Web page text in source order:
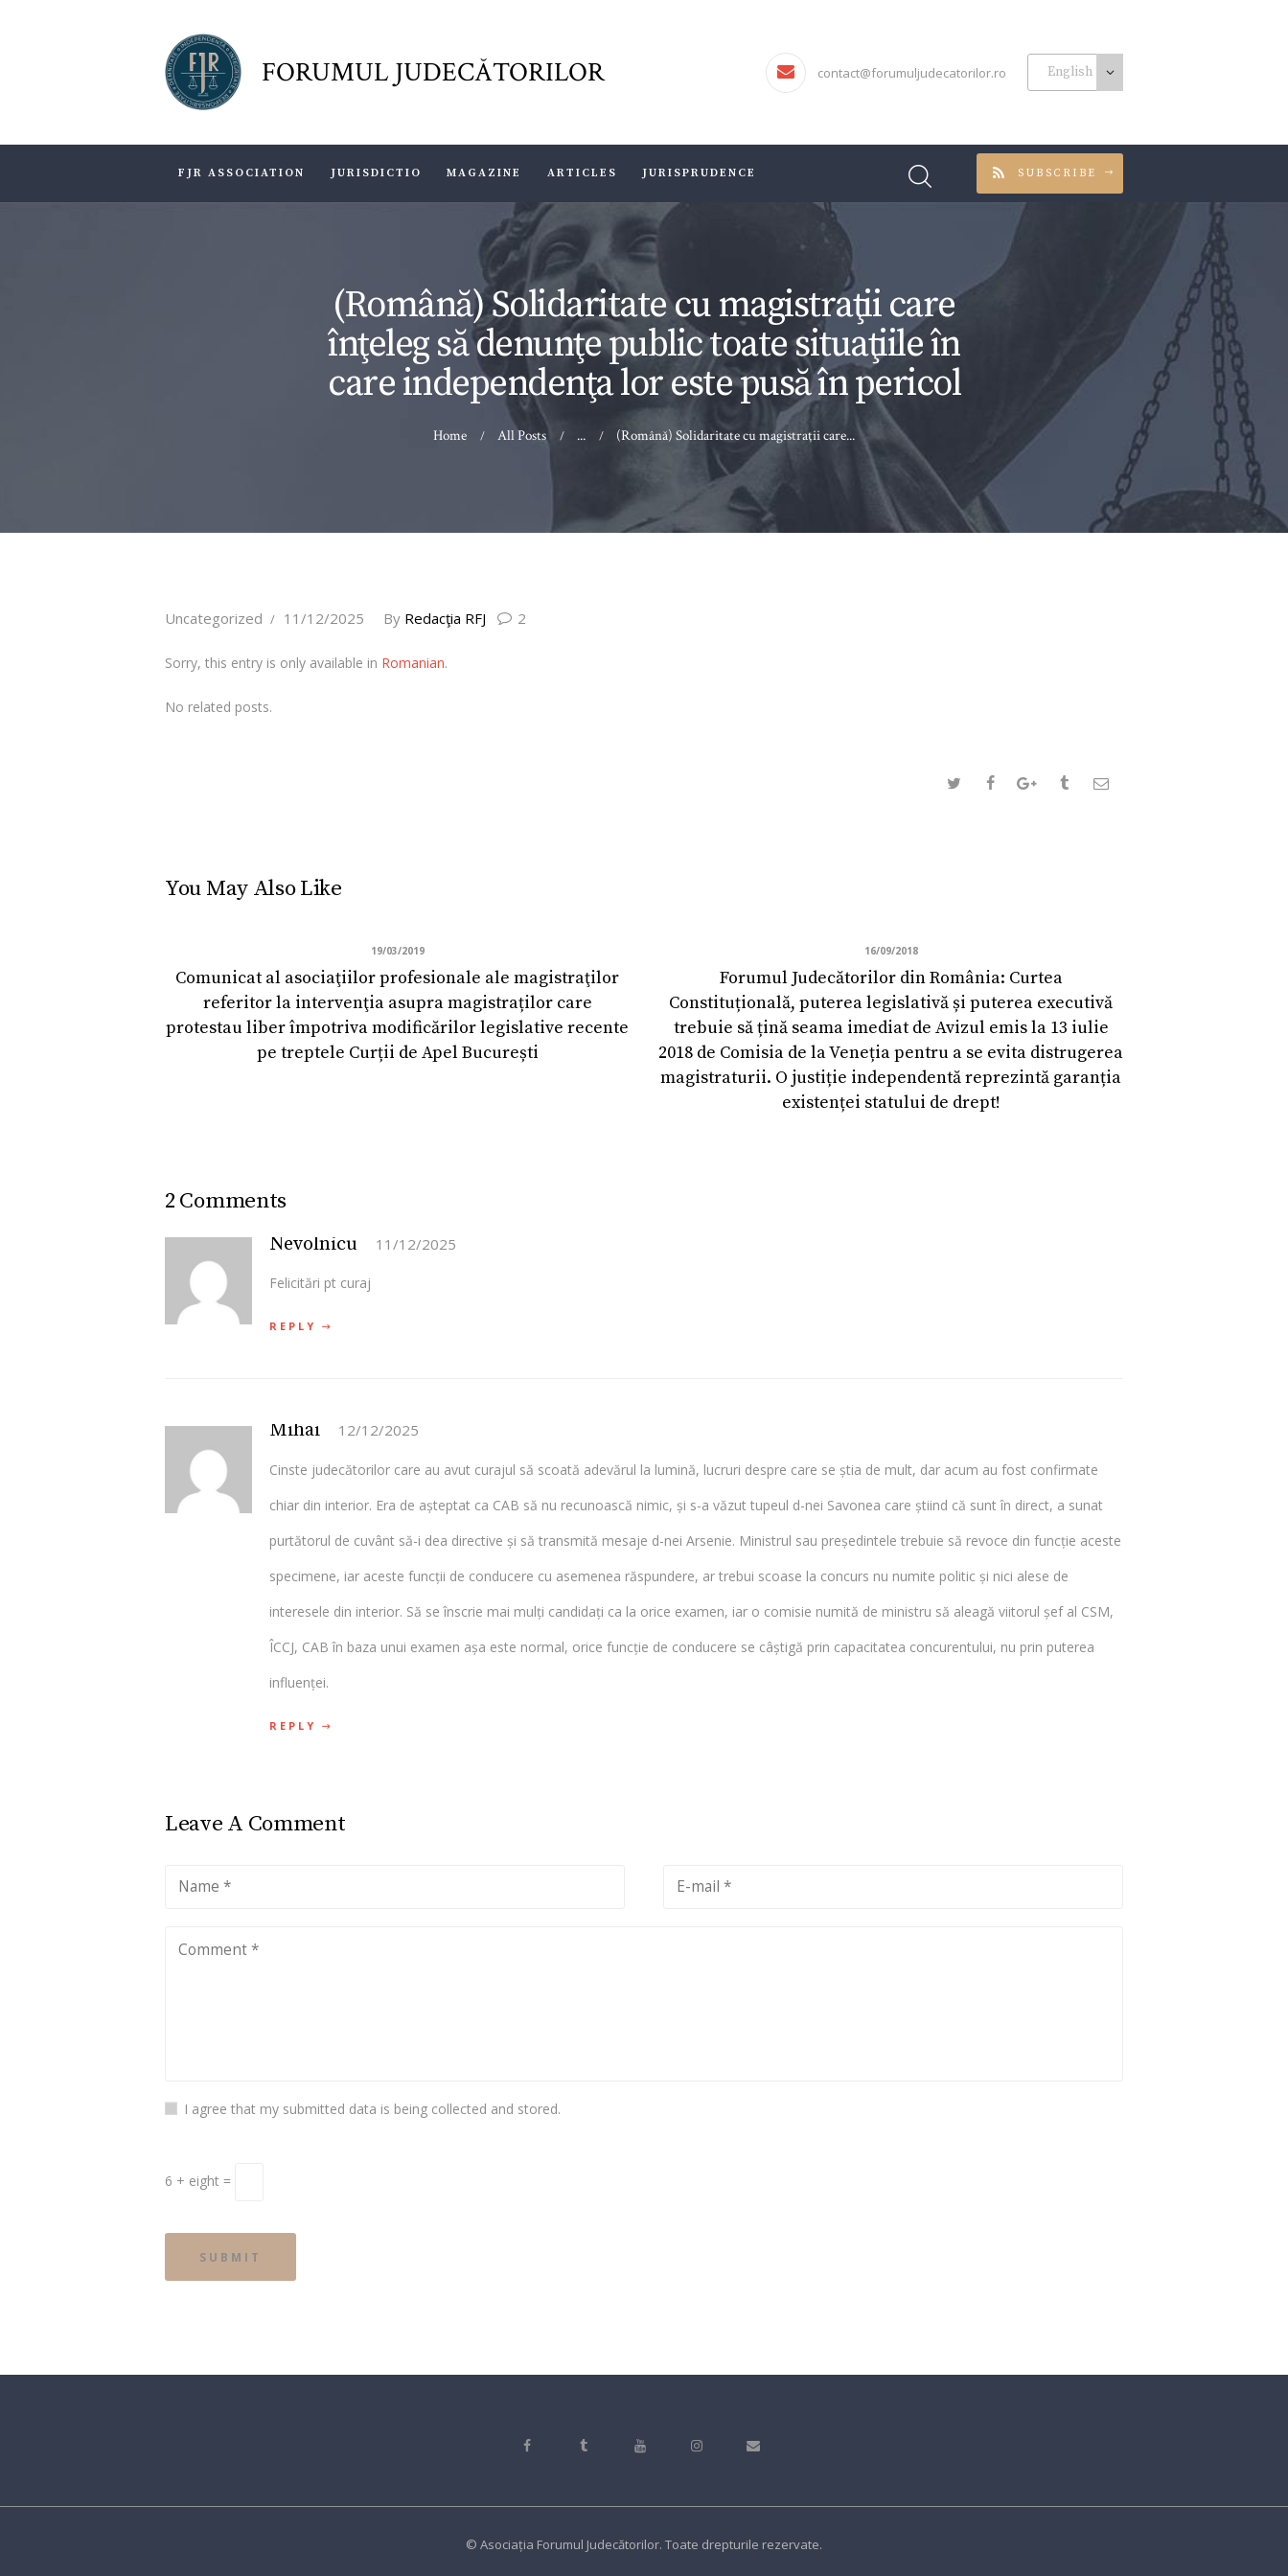
FORUMUL JUDECĂTORILOR contact@forumuljudecatorilor.ro
FJR ASSOCIATION JURISDICTIO MAGAZINE ARTICLES JURISPRUDENCE SUBSCRIBE
(Română) Solidaritate cu magistraţii care
înţeleg să denunţe public toate situaţiile în
care independenţa lor este pusă în pericol
Home All Posts ... (Română) Solidaritate cu magistraţii care...
FORUMUL JUDECĂTORILOR
JURISDICTIO
ARTICLES
JURISPRUDENCE
Uncategorized 11/12/2025 By Redacţia RFJ 2
Sorry, this entry is only available in Romanian.
No related posts.
You May Also Like
19/03/2019
Comunicat al asociaţiilor profesionale ale magistraţilor
referitor la intervenţia asupra magistraților care
protestau liber împotriva modificărilor legislative recente
pe treptele Curții de Apel București
16/09/2018
Forumul Judecătorilor din România: Curtea
Constituțională, puterea legislativă și puterea executivă
trebuie să țină seama imediat de Avizul emis la 13 iulie
2018 de Comisia de la Veneția pentru a se evita distrugerea
magistraturii. O justiție independentă reprezintă garanția
existenței statului de drept!
2 Comments
Nevolnicu 11/12/2025
Felicitări pt curaj
REPLY
Mihai 12/12/2025
Cinste judecătorilor care au avut curajul să scoată adevărul la lumină, lucruri despre care se știa de mult, dar acum au fost confirmate
chiar din interior. Era de așteptat ca CAB să nu recunoască nimic, și s-a văzut tupeul d-nei Savonea care știind că sunt în direct, a sunat
purtătorul de cuvânt să-i dea directive și să transmită mesaje d-nei Arsenie. Ministrul sau președintele trebuie să revoce din funcție aceste
specimene, iar aceste funcții de conducere cu asemenea răspundere, ar trebui scoase la concurs nu numite politic și nici alese de
interesele din interior. Să se înscrie mai mulți candidați ca la orice examen, iar o comisie numită de ministru să aleagă viitorul șef al CSM,
ÎCCJ, CAB în baza unui examen așa este normal, orice funcție de conducere se câștigă prin capacitatea concurentului, nu prin puterea
influenței.
REPLY
Leave A Comment
I agree that my submitted data is being collected and stored.
6 + eight =
© Asociația Forumul Judecătorilor. Toate drepturile rezervate.